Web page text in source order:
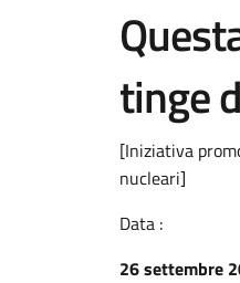
tinge
[Iniziativa
nucleari]
Data :
26 settembre